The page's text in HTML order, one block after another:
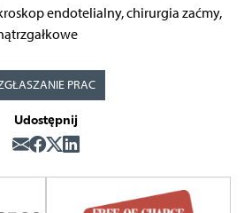
endotelialny, chirurgia zaćmy,
PRAC
Udostępnij